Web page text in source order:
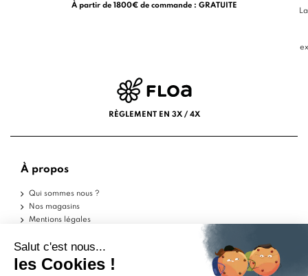
À partir de 1800€ de commande : GRATUITE
RÈGLEMENT EN 3X / 4X
À propos
Qui sommes nous ?
Nos magasins
Mentions légales
Politique de confidentialité
Aide